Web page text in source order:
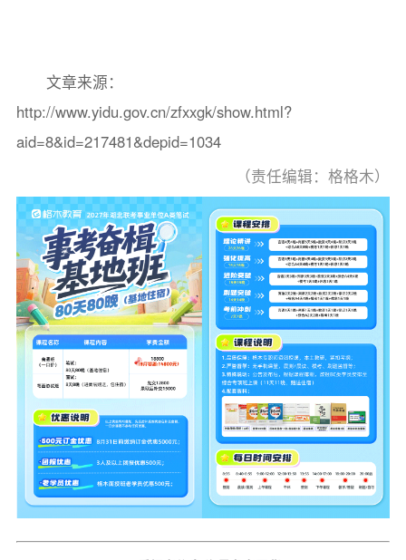
文章来源：
http://www.yidu.gov.cn/zfxxgk/show.html?
aid=8&id=217481&depid=1034
（责任编辑：格格木）